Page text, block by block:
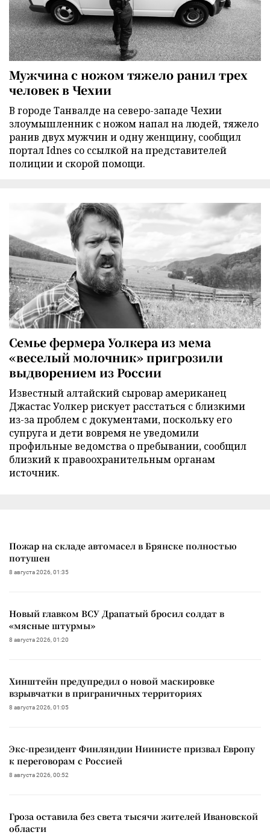
Мужчина с ножом тяжело ранил трех
человек в Чехии
В городе Танвалде на северо-западе Чехии
злоумышленник с ножом напал на людей, тяжело
ранив двух мужчин и одну женщину, сообщил
портал Idnes со ссылкой на представителей
полиции и скорой помощи.
Семье фермера Уолкера из мема
«веселый молочник» пригрозили
выдворением из России
Известный алтайский сыровар американец
Джастас Уолкер рискует расстаться с близкими
из-за проблем с документами, поскольку его
супруга и дети вовремя не уведомили
профильные ведомства о пребывании, сообщил
близкий к правоохранительным органам
источник.
Пожар на складе автомасел в Брянске полностью
потушен
8 августа 2026, 01:35
Новый главком ВСУ Драпатый бросил солдат в
«мясные штурмы»
8 августа 2026, 01:20
Хинштейн предупредил о новой маскировке
взрывчатки в приграничных территориях
8 августа 2026, 01:05
Экс-президент Финляндии Ниинисте призвал Европу
к переговорам с Россией
8 августа 2026, 00:52
Гроза оставила без света тысячи жителей Ивановской
области